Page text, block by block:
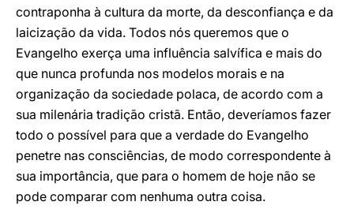
contraponha à cultura da morte, da desconfiança e da
laicização da vida. Todos nós queremos que o
Evangelho exerça uma influência salvífica e mais do
que nunca profunda nos modelos morais e na
organização da sociedade polaca, de acordo com a
sua milenária tradição cristã. Então, deveríamos fazer
todo o possível para que a verdade do Evangelho
penetre nas consciências, de modo correspondente à
sua importância, que para o homem de hoje não se
pode comparar com nenhuma outra coisa.